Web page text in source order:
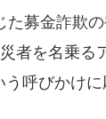
募金詐欺
者を名乗る
呼びかけ